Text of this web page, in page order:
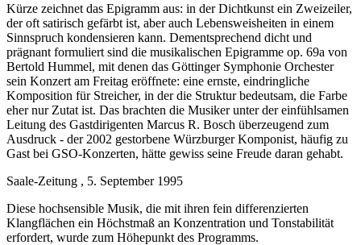
Kürze zeichnet das Epigramm aus: in der Dichtkunst ein Zweizeiler,
der oft satirisch gefärbt ist, aber auch Lebensweisheiten in einem
Sinnspruch kondensieren kann. Dementsprechend dicht und
prägnant formuliert sind die musikalischen Epigramme op. 69a von
Bertold Hummel, mit denen das Göttinger Symphonie Orchester
sein Konzert am Freitag eröffnete: eine ernste, eindringliche
Komposition für Streicher, in der die Struktur bedeutsam, die Farbe
eher nur Zutat ist. Das brachten die Musiker unter der einfühlsamen
Leitung des Gastdirigenten Marcus R. Bosch überzeugend zum
Ausdruck - der 2002 gestorbene Würzburger Komponist, häufig zu
Gast bei GSO-Konzerten, hätte gewiss seine Freude daran gehabt.
Saale-Zeitung , 5. September 1995
Diese hochsensible Musik, die mit ihren fein differenzierten
Klangflächen ein Höchstmaß an Konzentration und Tonstabilität
erfordert, wurde zum Höhepunkt des Programms.